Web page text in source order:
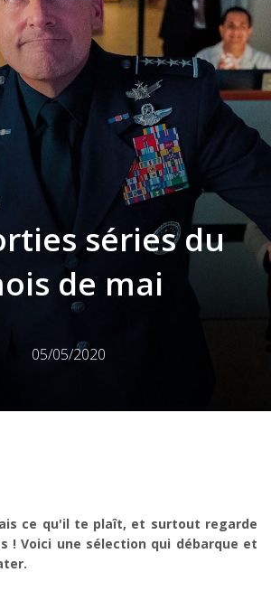
séries du
de mai
05/05/2020
ce qu'il te plaît, et surtout regarde
! Voici une sélection qui débarque et